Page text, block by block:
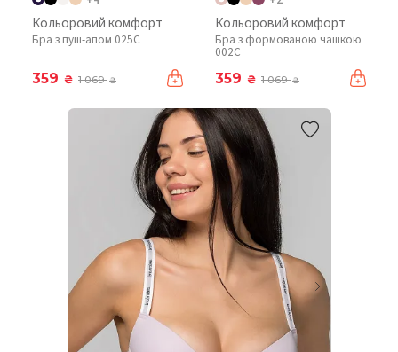
Кольоровий комфорт
Бра з пуш-апом 025C
359 ₴ 1 069₴
Кольоровий комфорт
Бра з формованою чашкою
002C
359 ₴ 1 069₴